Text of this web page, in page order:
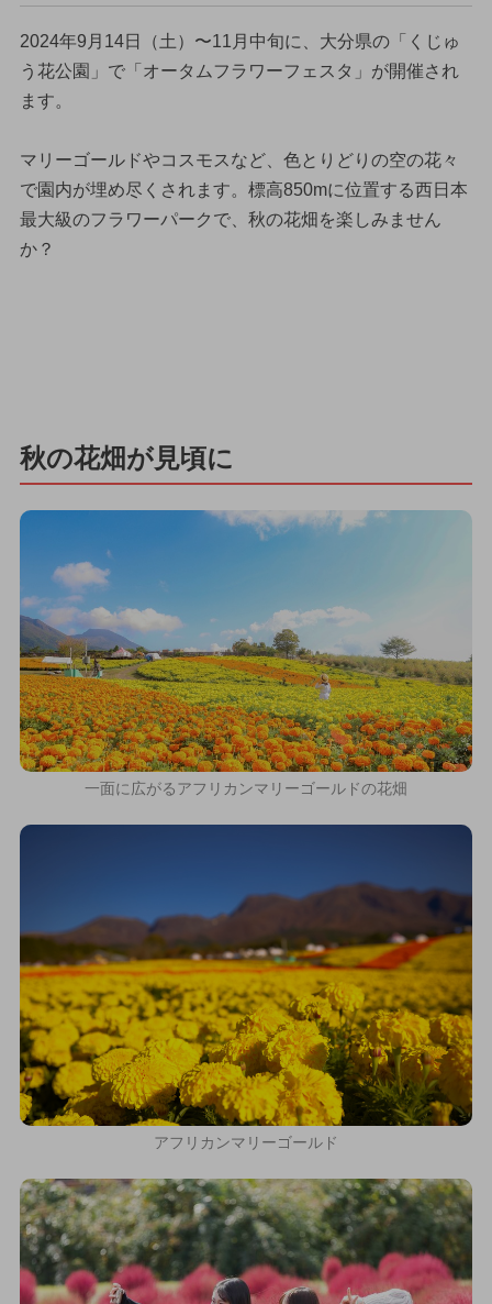
2024年9月14日（土）〜11月中旬に、大分県の「くじゅ
う花公園」で「オータムフラワーフェスタ」が開催され
ます。
マリーゴールドやコスモスなど、色とりどりの空の花々
で園内が埋め尽くされます。標高850mに位置する西日本
最大級のフラワーパークで、秋の花畑を楽しみません
か？
秋の花畑が見頃に
一面に広がるアフリカンマリーゴールドの花畑
アフリカンマリーゴールド